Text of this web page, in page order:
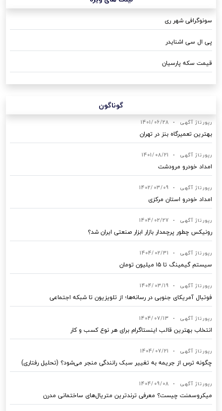
سونوگرافی شهر ری
پی ال سی اشنایدر
قیمت سکه پارسیان
گوناگون
رپورتاژ آگهی •
1401/06/28
بهترین تعمیرگاه بنز در تهران
رپورتاژ آگهی •
1401/08/21
امداد خودرو مرودشت
رپورتاژ آگهی •
1402/03/09
امداد خودرو استان مرکزی
رپورتاژ آگهی •
1404/02/27
رونیکس چطور پرچمدار بازار ابزار صنعتی ایران شد؟
رپورتاژ آگهی •
1404/02/31
سیستم گیمینگ تا ۱۵ میلیون تومان
رپورتاژ آگهی •
1404/03/19
فوتبال آمریکای جنوبی در رسانه‌ها؛ از تلویزیون تا شبکه اجتماعی
رپورتاژ آگهی •
1404/07/13
انتخاب بهترین قالب‌ اینستاگرام برای هر نوع کسب‌ و کار
رپورتاژ آگهی •
1404/07/21
چگونه ترس از جریمه به تغییر سبک رانندگی منجر می‌شود؟ (تحلیل رفتاری)
رپورتاژ آگهی •
1404/09/08
میکروسمنت چیست؟ معرفی ترندترین متریال‌های ساختمانی مدرن